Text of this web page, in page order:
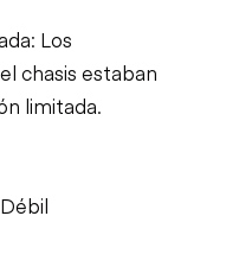
Los
chasis estaban
limitada.